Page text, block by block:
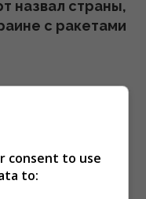
назвал страны,
с ракетами
может
свободы, –
consent to use
to: